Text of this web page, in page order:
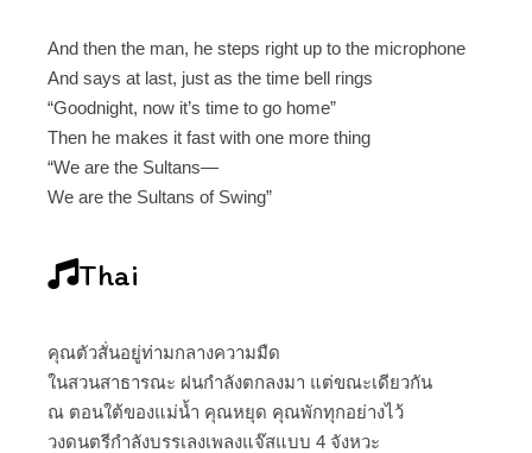
And then the man, he steps right up to the microphone
And says at last, just as the time bell rings
“Goodnight, now it’s time to go home”
Then he makes it fast with one more thing
“We are the Sultans—
We are the Sultans of Swing”
Thai
คุณตัวสั่นอยู่ท่ามกลางความมืด
ในสวนสาธารณะ ฝนกำลังตกลงมา แต่ขณะเดียวกัน
ณ ตอนใต้ของแม่น้ำ คุณหยุด คุณพักทุกอย่างไว้
วงดนตรีกำลังบรรเลงเพลงแจ๊สแบบ 4 จังหวะ